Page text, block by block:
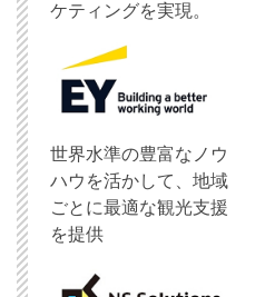
ケティングを実現。
世界水準の豊富なノウ
ハウを活かして、地域
ごとに最適な観光支援
を提供